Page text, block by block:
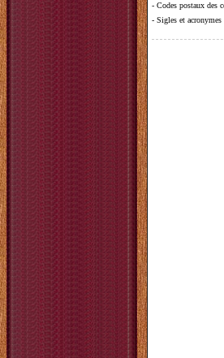
- Codes postaux des
- Sigles et acronymes